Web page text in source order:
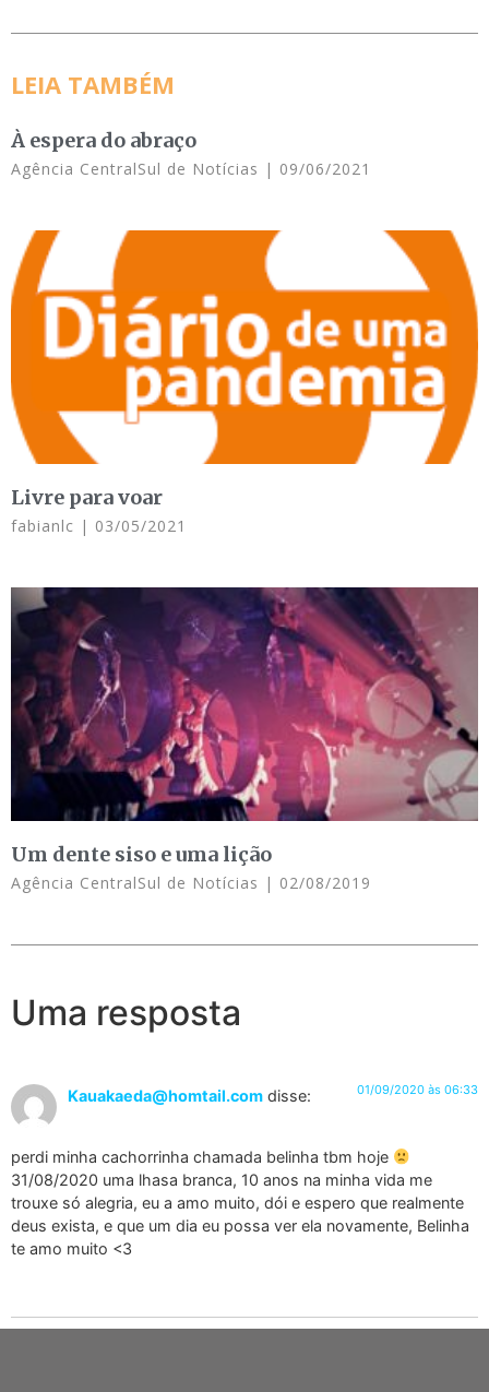
LEIA TAMBÉM
À espera do abraço
Agência CentralSul de Notícias 09/06/2021
Livre para voar
fabianlc 03/05/2021
Um dente siso e uma lição
Agência CentralSul de Notícias 02/08/2019
Uma resposta
Kauakaeda@homtail.com disse: 01/09/2020 às 06:33
perdi minha cachorrinha chamada belinha tbm hoje
31/08/2020 uma lhasa branca, 10 anos na minha vida me
trouxe só alegria, eu a amo muito, dói e espero que realmente
deus exista, e que um dia eu possa ver ela novamente, Belinha
te amo muito <3